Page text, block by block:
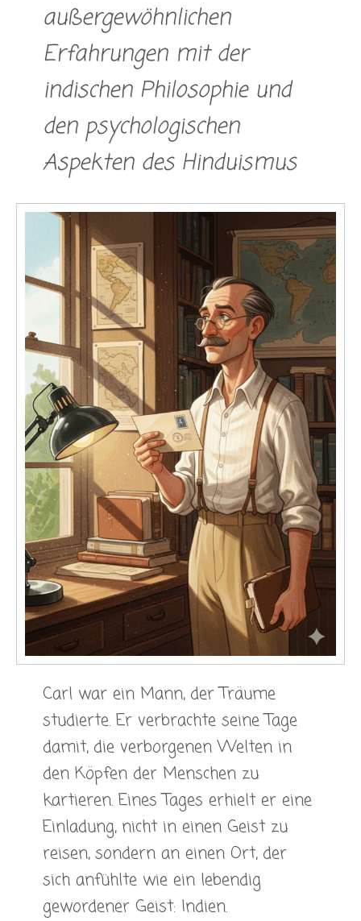
außergewöhnlichen
Erfahrungen mit der
indischen Philosophie und
den psychologischen
Aspekten des Hinduismus
Carl war ein Mann, der Träume
studierte. Er verbrachte seine Tage
damit, die verborgenen Welten in
den Köpfen der Menschen zu
kartieren. Eines Tages erhielt er eine
Einladung, nicht in einen Geist zu
reisen, sondern an einen Ort, der
sich anfühlte wie ein lebendig
gewordener Geist: Indien.